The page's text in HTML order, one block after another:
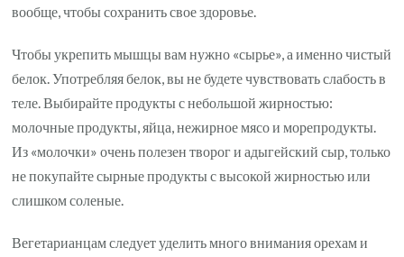
вообще, чтобы сохранить свое здоровье.
Чтобы укрепить мышцы вам нужно «сырье», а именно чистый
белок. Употребляя белок, вы не будете чувствовать слабость в
теле. Выбирайте продукты с небольшой жирностью:
молочные продукты, яйца, нежирное мясо и морепродукты.
Из «молочки» очень полезен творог и адыгейский сыр, только
не покупайте сырные продукты с высокой жирностью или
слишком соленые.
Вегетарианцам следует уделить много внимания орехам и